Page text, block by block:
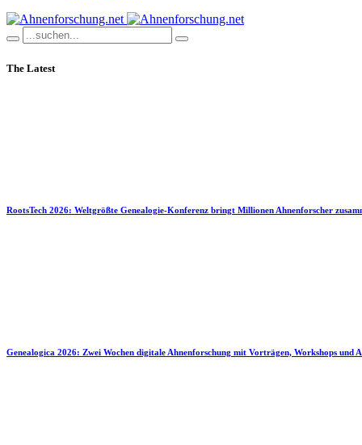
The Latest
RootsTech 2026: Weltgrößte Genealogie-Konferenz bringt Millionen Ahnenforscher
Genealogica 2026: Zwei Wochen digitale Ahnenforschung mit Vorträgen, Workshops und